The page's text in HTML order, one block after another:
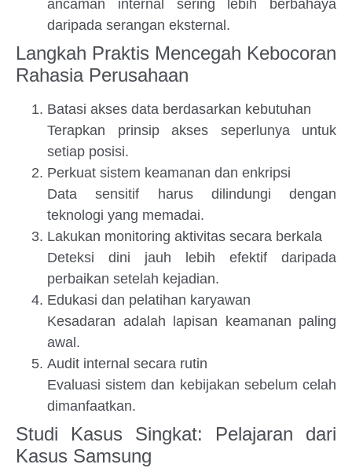
ancaman internal sering lebih berbahaya
daripada serangan eksternal.
Langkah Praktis Mencegah Kebocoran
Rahasia Perusahaan
Batasi akses data berdasarkan kebutuhan
Terapkan prinsip akses seperlunya untuk
setiap posisi.
Perkuat sistem keamanan dan enkripsi
Data sensitif harus dilindungi dengan
teknologi yang memadai.
Lakukan monitoring aktivitas secara berkala
Deteksi dini jauh lebih efektif daripada
perbaikan setelah kejadian.
Edukasi dan pelatihan karyawan
Kesadaran adalah lapisan keamanan paling
awal.
Audit internal secara rutin
Evaluasi sistem dan kebijakan sebelum celah
dimanfaatkan.
Studi Kasus Singkat: Pelajaran dari
Kasus Samsung